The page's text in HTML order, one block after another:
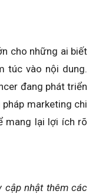
cho những ai biết
túc vào nội dung.
đang phát triển
marketing chi
mang lại lợi ích rõ
cập nhật thêm các